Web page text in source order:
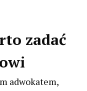
zadać
adwokatem,